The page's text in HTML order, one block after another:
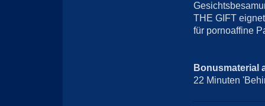
THE GIFT
für pornoaffine
Bonusmaterial
22 Minuten